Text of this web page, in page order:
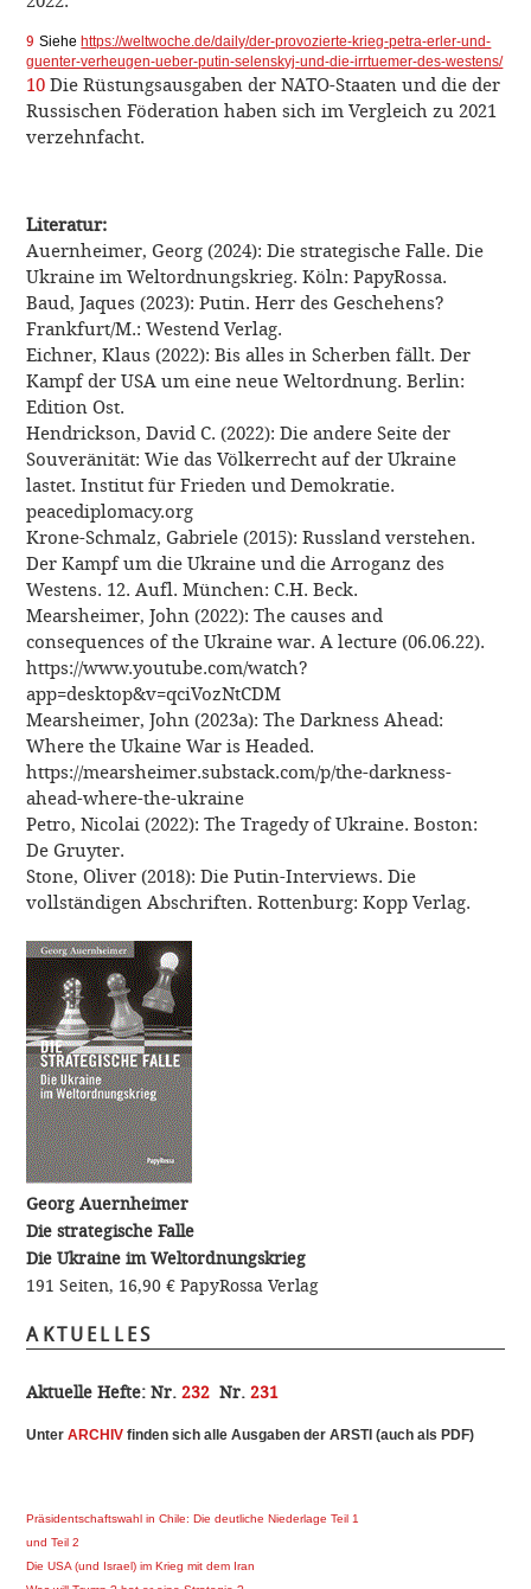
9 Siehe https://weltwoche.de/daily/der-provozierte-krieg-petra-erler-und-
guenter-verheugen-ueber-putin-selenskyj-und-die-irrtuemer-des-westens/
10 Die Rüstungsausgaben der NATO-Staaten und die der
Russischen Föderation haben sich im Vergleich zu 2021
verzehnfacht.
Literatur:
Auernheimer, Georg (2024): Die strategische Falle. Die
Ukraine im Weltordnungskrieg. Köln: PapyRossa.
Baud, Jaques (2023): Putin. Herr des Geschehens?
Frankfurt/M.: Westend Verlag.
Eichner, Klaus (2022): Bis alles in Scherben fällt. Der
Kampf der USA um eine neue Weltordnung. Berlin:
Edition Ost.
Hendrickson, David C. (2022): Die andere Seite der
Souveränität: Wie das Völkerrecht auf der Ukraine
lastet. Institut für Frieden und Demokratie.
peacediplomacy.org
Krone-Schmalz, Gabriele (2015): Russland verstehen.
Der Kampf um die Ukraine und die Arroganz des
Westens. 12. Aufl. München: C.H. Beck.
Mearsheimer, John (2022): The causes and
consequences of the Ukraine war. A lecture (06.06.22).
https://www.youtube.com/watch?
app=desktop&v=qciVozNtCDM
Mearsheimer, John (2023a): The Darkness Ahead:
Where the Ukaine War is Headed.
https://mearsheimer.substack.com/p/the-darkness-
ahead-where-the-ukraine
Petro, Nicolai (2022): The Tragedy of Ukraine. Boston:
De Gruyter.
Stone, Oliver (2018): Die Putin-Interviews. Die
vollständigen Abschriften. Rottenburg: Kopp Verlag.
Georg Auernheimer
Die strategische Falle
Die Ukraine im Weltordnungskrieg
191 Seiten, 16,90 €PapyRossa Verlag
AKTUELLES
Aktuelle Hefte: Nr.232 Nr.231
UnterARCHIV finden sich alle Ausgaben der ARSTI (auch als PDF)
Präsidentschaftswahl in Chile: Die deutliche Niederlage Teil 1
und Teil 2
Die USA (und Israel) im Krieg mit dem Iran